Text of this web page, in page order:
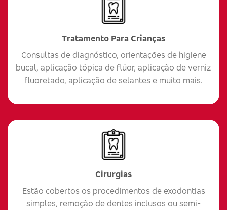
Tratamento Para Crianças
Consultas de diagnóstico, orientações de higiene
bucal, aplicação tópica de flúor, aplicação de verniz
fluoretado, aplicação de selantes e muito mais.
Cirurgias
Estão cobertos os procedimentos de exodontias
simples, remoção de dentes inclusos ou semi-